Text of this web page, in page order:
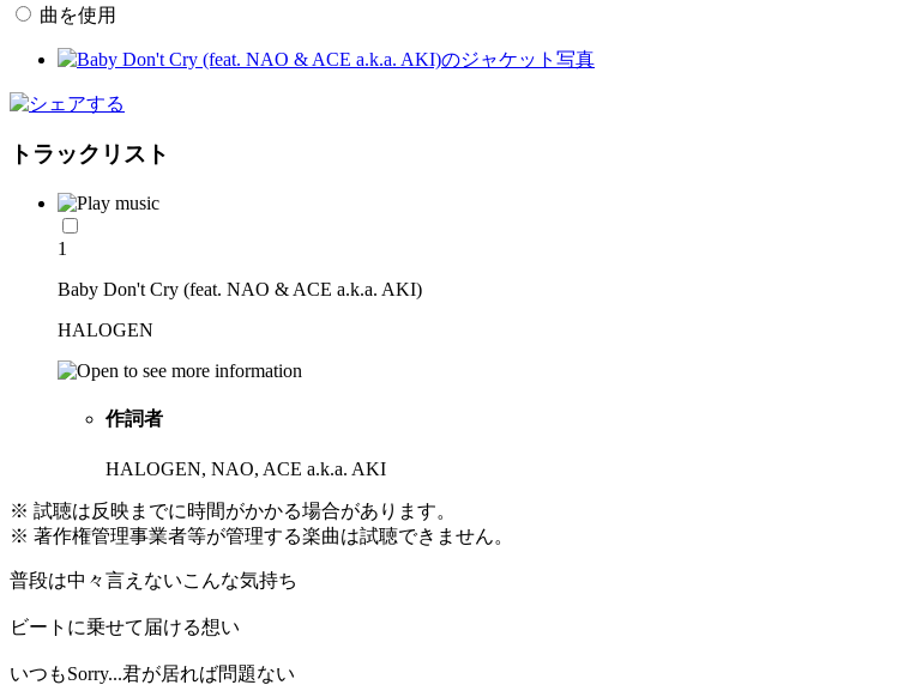
曲を使用
トラックリスト
1
Baby Don't Cry (feat. NAO & ACE a.k.a. AKI)
HALOGEN
作詞者
HALOGEN, NAO, ACE a.k.a. AKI
※ 試聴は反映までに時間がかかる場合があります。
※ 著作権管理事業者等が管理する楽曲は試聴できません。
普段は中々言えないこんな気持ち
ビートに乗せて届ける想い
いつもSorry...君が居れば問題ない